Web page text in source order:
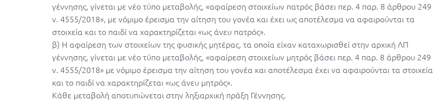
γέννησης, γίνεται με νέο τύπο μεταβολής, «αφαίρεση στοιχείων πατρός βάσει περ. 4 παρ. 8 άρθρου 249
ν. 4555/2018», με νόμιμο έρεισμα την αίτηση του γονέα και έχει ως αποτέλεσμα να αφαιρούνται τα
στοιχεία και το παιδί να χαρακτηρίζεται «ως άνευ πατρός».
β) Η αφαίρεση των στοιχείων της φυσικής μητέρας, τα οποία είχαν καταχωρισθεί στην αρχική ΛΠ
γέννησης, γίνεται με νέο τύπο μεταβολής, «αφαίρεση στοιχείων μητρός βάσει περ. 4 παρ. 8 άρθρου 249
ν. 4555/2018» με νόμιμο έρεισμα την αίτηση του γονέα και αποτέλεσμα έχει να αφαιρούνται τα στοιχεία
και το παιδί να χαρακτηρίζεται «ως άνευ μητρός».
Κάθε μεταβολή αποτυπώνεται στην ληξιαρχική πράξη Γέννησης.